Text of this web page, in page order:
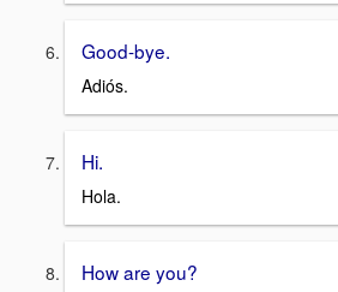
Good-bye.
Adiós.
Hi.
Hola.
How are you?